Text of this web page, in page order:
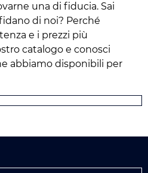
una di fiducia. Sai
di noi? Perché
e i prezzi più
catalogo e conosci
abbiamo disponibili per